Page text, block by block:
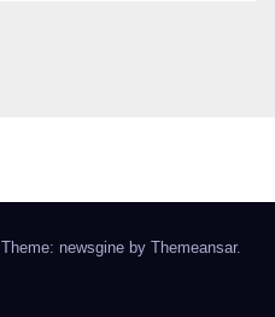
Theme: newsgine by Themeansar.